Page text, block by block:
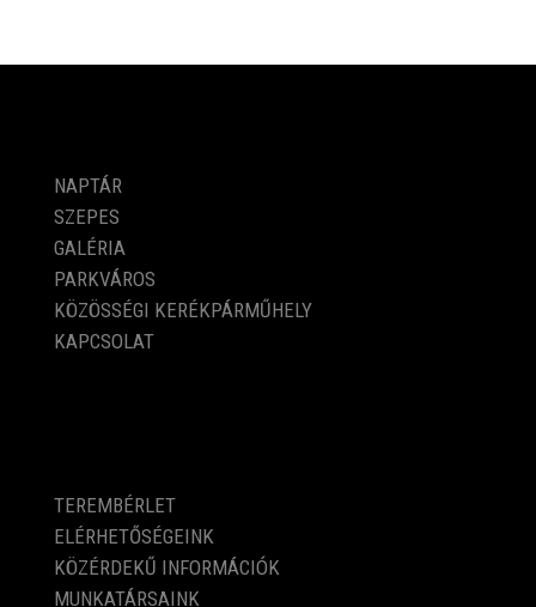
NAPTÁR
SZEPES
GALÉRIA
PARKVÁROS
KÖZÖSSÉGI KERÉKPÁRMŰHELY
KAPCSOLAT
TEREMBÉRLET
ELÉRHETŐSÉGEINK
KÖZÉRDEKŰ INFORMÁCIÓK
MUNKATÁRSAINK